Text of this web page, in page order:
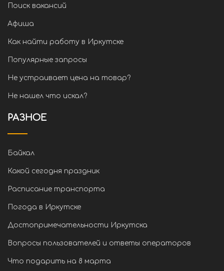
Поиск вакансий
Афиша
Как найти работу в Иркутске
Популярные запросы
Не устраивает цена на товар?
Не нашел что искал?
РАЗНОЕ
Байкал
Какой сегодня праздник
Расписание транспорта
Погода в Иркутске
Достопримечательности Иркутска
Вопросы пользователей и ответы операторов
Что подарить на 8 марта